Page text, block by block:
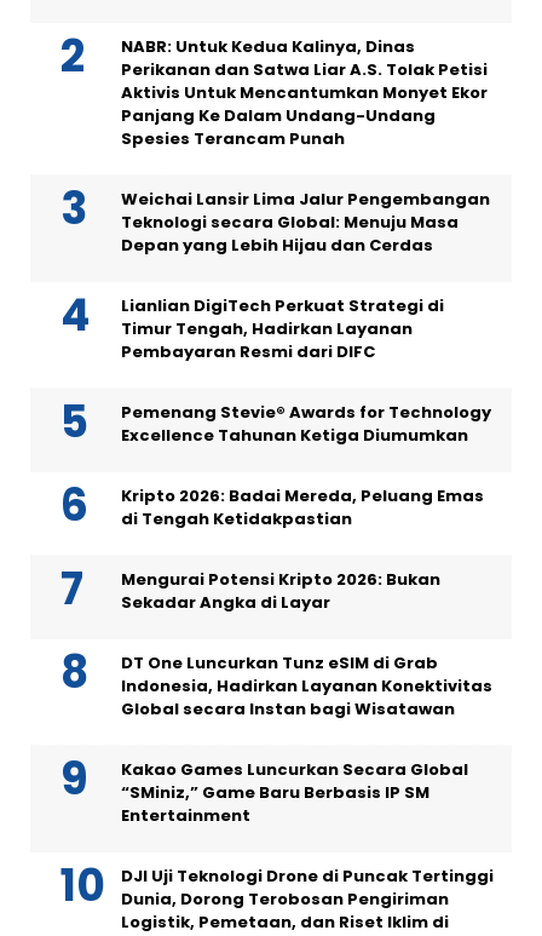
NABR: Untuk Kedua Kalinya, Dinas
Perikanan dan Satwa Liar A.S. Tolak Petisi
Aktivis Untuk Mencantumkan Monyet Ekor
Panjang Ke Dalam Undang-Undang
Spesies Terancam Punah
Weichai Lansir Lima Jalur Pengembangan
Teknologi secara Global: Menuju Masa
Depan yang Lebih Hijau dan Cerdas
Lianlian DigiTech Perkuat Strategi di
Timur Tengah, Hadirkan Layanan
Pembayaran Resmi dari DIFC
Pemenang Stevie® Awards for Technology
Excellence Tahunan Ketiga Diumumkan
Kripto 2026: Badai Mereda, Peluang Emas
di Tengah Ketidakpastian
Mengurai Potensi Kripto 2026: Bukan
Sekadar Angka di Layar
DT One Luncurkan Tunz eSIM di Grab
Indonesia, Hadirkan Layanan Konektivitas
Global secara Instan bagi Wisatawan
Kakao Games Luncurkan Secara Global
“SMiniz,” Game Baru Berbasis IP SM
Entertainment
DJI Uji Teknologi Drone di Puncak Tertinggi
Dunia, Dorong Terobosan Pengiriman
Logistik, Pemetaan, dan Riset Iklim di